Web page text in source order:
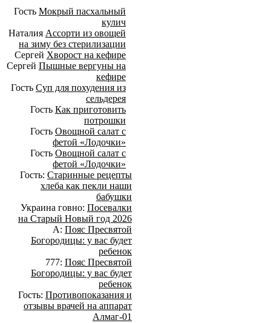
Гость Мокрый пасхальный
кулич
Наталия Ассорти из овощей
на зиму без стерилизации
Сергей Хворост на кефире
Сергей Пышные вергуны на
кефире
Гость Суп для похудения из
сельдерея
Гость Как приготовить
потрошки
Гость Овощной салат с
фетой «Лодочки»
Гость Овощной салат с
фетой «Лодочки»
Гость: Старинные рецепты
хлеба как пекли наши
бабушки
Украина говно: Посевалки
на Старый Новый год 2026
А: Пояс Пресвятой
Богородицы: у вас будет
ребенок
777: Пояс Пресвятой
Богородицы: у вас будет
ребенок
Гость: Противопоказания и
отзывы врачей на аппарат
Алмаг-01